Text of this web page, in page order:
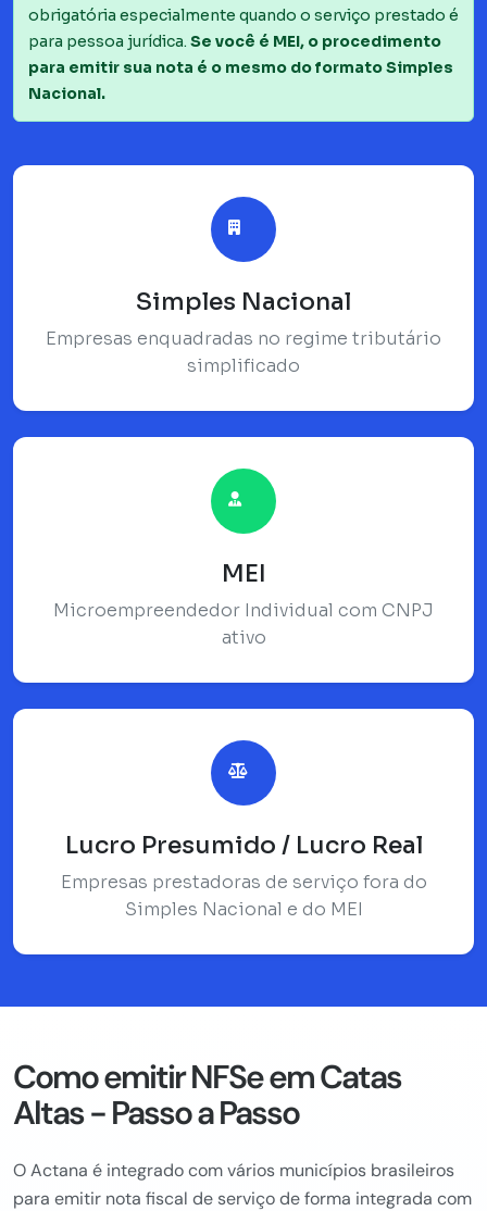
obrigatória especialmente quando o serviço prestado é
para pessoa jurídica. Se você é MEI, o procedimento
para emitir sua nota é o mesmo do formato Simples
Nacional.
Simples Nacional
Empresas enquadradas no regime tributário
simplificado
MEI
Microempreendedor Individual com CNPJ
ativo
Lucro Presumido / Lucro Real
Empresas prestadoras de serviço fora do
Simples Nacional e do MEI
Como emitir NFSe em Catas
Altas - Passo a Passo
O Actana é integrado com vários municípios brasileiros
para emitir nota fiscal de serviço de forma integrada com